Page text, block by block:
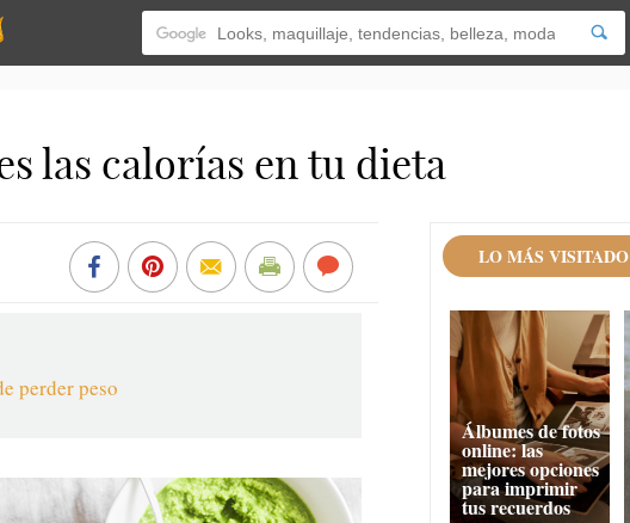
las calorías en tu dieta
perder peso
LO MÁS VISITADO
Álbumes de fotos
online: las
mejores opciones
para imprimir
tus recuerdos